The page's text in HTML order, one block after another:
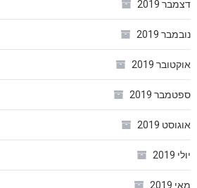
דצמבר 2019
נובמבר 2019
אוקטובר 2019
ספטמבר 2019
אוגוסט 2019
יולי 2019
מאי 2019